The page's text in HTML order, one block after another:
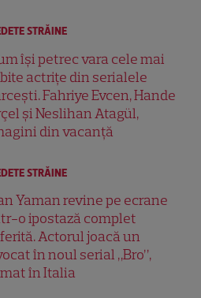
STRĂINE
își petrec vara cele mai
actrițe din serialele
Fahriye Evcen, Hande
și Neslihan Atagül,
din vacanță
STRĂINE
Yaman revine pe ecrane
o ipostază complet
Actorul joacă un
în noul serial „Bro”,
în Italia